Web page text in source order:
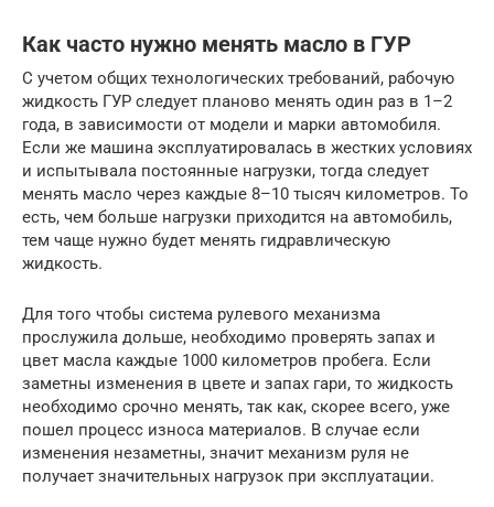
Как часто нужно менять масло в ГУР
С учетом общих технологических требований, рабочую
жидкость ГУР следует планово менять один раз в 1–2
года, в зависимости от модели и марки автомобиля.
Если же машина эксплуатировалась в жестких условиях
и испытывала постоянные нагрузки, тогда следует
менять масло через каждые 8–10 тысяч километров. То
есть, чем больше нагрузки приходится на автомобиль,
тем чаще нужно будет менять гидравлическую
жидкость.
Для того чтобы система рулевого механизма
прослужила дольше, необходимо проверять запах и
цвет масла каждые 1000 километров пробега. Если
заметны изменения в цвете и запах гари, то жидкость
необходимо срочно менять, так как, скорее всего, уже
пошел процесс износа материалов. В случае если
изменения незаметны, значит механизм руля не
получает значительных нагрузок при эксплуатации.